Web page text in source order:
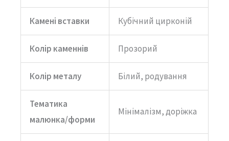
Камені вставки Кубічний цирконій
Колір каменнів Прозорий
Колір металу Білий, родування
Тематика
малюнка/форми
Мінімалізм, доріжка